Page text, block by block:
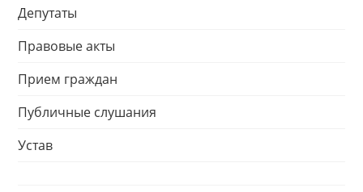
Депутаты
Правовые акты
Прием граждан
Публичные слушания
Устав